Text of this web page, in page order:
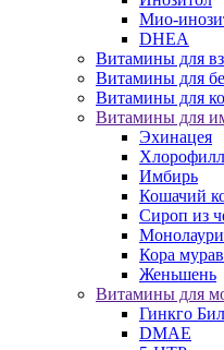
Мио-
DHEA
Витамины для
Витамины для
Витамины для
Витамины для
Эхинацея
Хлорофилл
Имбирь
Кошачий
Сироп из
Кора
Женьшень
Витамины для
Гинкго
DMAE